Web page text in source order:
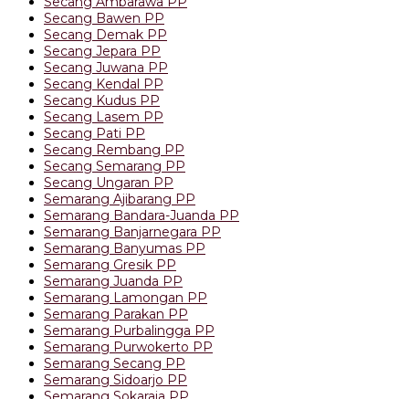
Secang Bawen PP
Secang Demak PP
Secang Jepara PP
Secang Juwana PP
Secang Kendal PP
Secang Kudus PP
Secang Lasem PP
Secang Pati PP
Secang Rembang PP
Secang Semarang PP
Secang Ungaran PP
Semarang Ajibarang PP
Semarang Bandara-Juanda PP
Semarang Banjarnegara PP
Semarang Banyumas PP
Semarang Gresik PP
Semarang Juanda PP
Semarang Lamongan PP
Semarang Parakan PP
Semarang Purbalingga PP
Semarang Purwokerto PP
Semarang Secang PP
Semarang Sidoarjo PP